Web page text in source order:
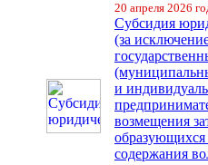
20 апреля 2026
Субсидия
(за
и
возмещения
образующихся
содержания